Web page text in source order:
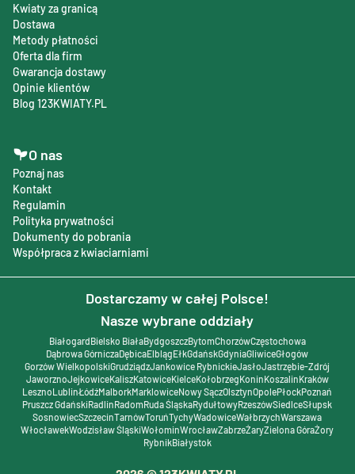
Kwiaty za granicą
Dostawa
Metody płatności
Oferta dla firm
Gwarancja dostawy
Opinie klientów
Blog 123KWIATY.PL
O nas
Poznaj nas
Kontakt
Regulamin
Polityka prywatności
Dokumenty do pobrania
Współpraca z kwiaciarniami
Dostarczamy w całej Polsce!
Nasze wybrane oddziały
BiałogardBielsko BiałaBydgoszczBytomChorzówCzęstochowa
Dąbrowa GórniczaDębicaElblągEłkGdańskGdyniaGliwiceGłogów
Gorzów WielkopolskiGrudziądzJankowice RybnickieJasłoJastrzębie-Zdrój
JaworznoJejkowiceKaliszKatowiceKielceKołobrzegKoninKoszalinKraków
LesznoLublinŁódźMalborkMarklowiceNowy SączOlsztynOpolePłockPoznań
Pruszcz GdańskiRadlinRadomRuda ŚląskaRydułtowyRzeszówSiedlceSłupsk
SosnowiecSzczecinTarnówToruńTychyWadowiceWałbrzychWarszawa
WłocławekWodzisław ŚląskiWołominWrocławZabrzeŻaryZielona GóraŻory
RybnikBiałystok